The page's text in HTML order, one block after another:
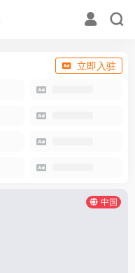
立即入驻
中国